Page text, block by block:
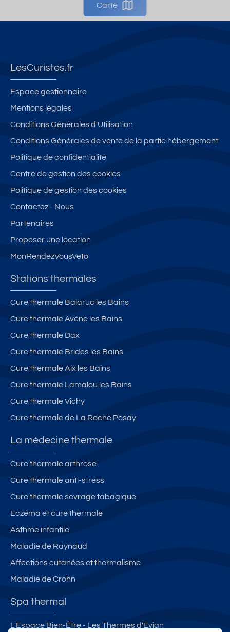
Carte
LesCuristes.fr
Espace gestionnaire
Mentions légales
Conditions Générales d'Utilisation
Conditions Générales de vente de la partie hébergement
Politique de confidentialité
Centre de gestion des cookies
Politique de gestion des cookies
Contactez - Nous
Partenaires
Proposer une location
MonRendezVousVeto
Stations thermales
Cure thermale Balaruc les Bains
Cure thermale Avène les Bains
Cure thermale Dax
Cure thermale Brides les Bains
Cure thermale Aix les Bains
Cure thermale Lamalou les Bains
Cure thermale Vichy
Cure thermale de La Roche Posay
La médecine thermale
Cure thermale arthrose
Cure thermale anti-stress
Cure thermale sevrage tabagique
Eczéma et cure thermale
Asthme infantile
Maladie de Raynaud
Affections cutanées et thermalisme
Maladie de Crohn
Spa thermal
L'Espace Bien-Être - Les Thermes d'Evian